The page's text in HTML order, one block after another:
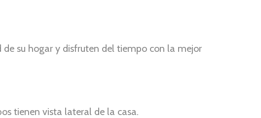
su hogar y disfruten del tiempo con la mejor
tienen vista lateral de la casa.